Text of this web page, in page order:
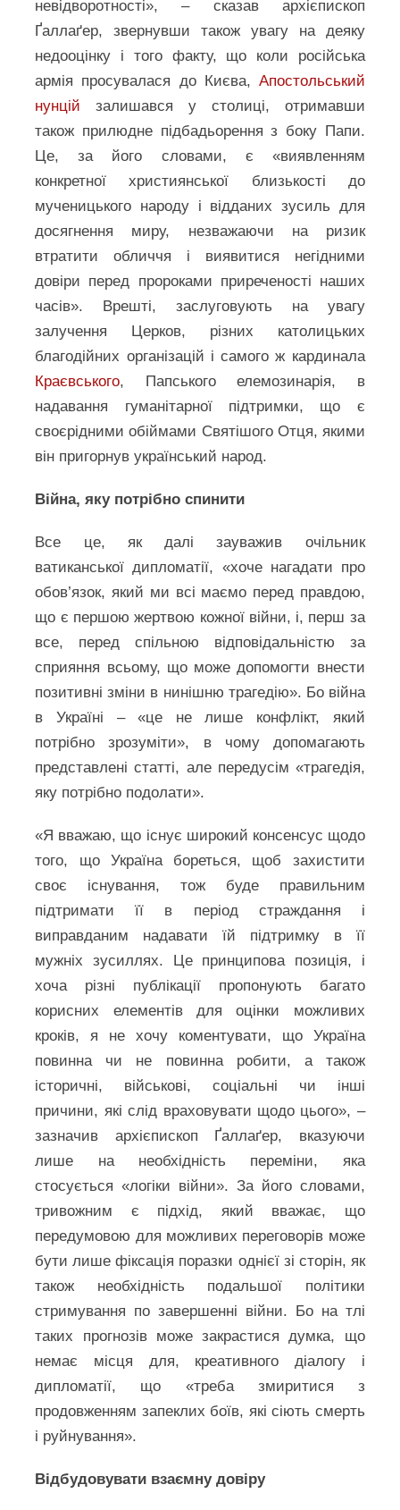
невідворотності», – сказав архієпископ
Ґаллаґер, звернувши також увагу на деяку
недооцінку і того факту, що коли російська
армія просувалася до Києва, Апостольський
нунцій залишався у столиці, отримавши
також прилюдне підбадьорення з боку Папи.
Це, за його словами, є «виявленням
конкретної християнської близькості до
мученицького народу і відданих зусиль для
досягнення миру, незважаючи на ризик
втратити обличчя і виявитися негідними
довіри перед пророками приреченості наших
часів». Врешті, заслуговують на увагу
залучення Церков, різних католицьких
благодійних організацій і самого ж кардинала
Краєвського, Папського елемозинарія, в
надавання гуманітарної підтримки, що є
своєрідними обіймами Святішого Отця, якими
він пригорнув український народ.
Війна, яку потрібно спинити
Все це, як далі зауважив очільник
ватиканської дипломатії, «хоче нагадати про
обов’язок, який ми всі маємо перед правдою,
що є першою жертвою кожної війни, і, перш за
все, перед спільною відповідальністю за
сприяння всьому, що може допомогти внести
позитивні зміни в нинішню трагедію». Бо війна
в Україні – «це не лише конфлікт, який
потрібно зрозуміти», в чому допомагають
представлені статті, але передусім «трагедія,
яку потрібно подолати».
«Я вважаю, що існує широкий консенсус щодо
того, що Україна бореться, щоб захистити
своє існування, тож буде правильним
підтримати її в період страждання і
виправданим надавати їй підтримку в її
мужніх зусиллях. Це принципова позиція, і
хоча різні публікації пропонують багато
корисних елементів для оцінки можливих
кроків, я не хочу коментувати, що Україна
повинна чи не повинна робити, а також
історичні, військові, соціальні чи інші
причини, які слід враховувати щодо цього», –
зазначив архієпископ Ґаллаґер, вказуючи
лише на необхідність переміни, яка
стосується «логіки війни». За його словами,
тривожним є підхід, який вважає, що
передумовою для можливих переговорів може
бути лише фіксація поразки однієї зі сторін, як
також необхідність подальшої політики
стримування по завершенні війни. Бо на тлі
таких прогнозів може закрастися думка, що
немає місця для, креативного діалогу і
дипломатії, що «треба змиритися з
продовженням запеклих боїв, які сіють смерть
і руйнування».
Відбудовувати взаємну довіру